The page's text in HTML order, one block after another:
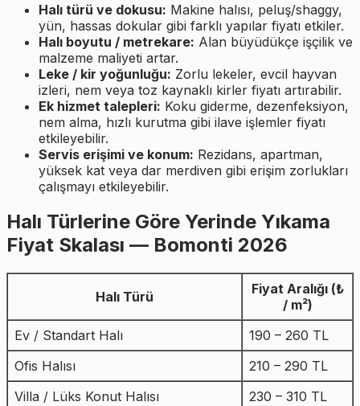
Halı türü ve dokusu: Makine halısı, peluş/shaggy,
yün, hassas dokular gibi farklı yapılar fiyatı etkiler.
Halı boyutu / metrekare: Alan büyüdükçe işçilik ve
malzeme maliyeti artar.
Leke / kir yoğunluğu: Zorlu lekeler, evcil hayvan
izleri, nem veya toz kaynaklı kirler fiyatı artırabilir.
Ek hizmet talepleri: Koku giderme, dezenfeksiyon,
nem alma, hızlı kurutma gibi ilave işlemler fiyatı
etkileyebilir.
Servis erişimi ve konum: Rezidans, apartman,
yüksek kat veya dar merdiven gibi erişim zorlukları
çalışmayı etkileyebilir.
Halı Türlerine Göre Yerinde Yıkama
Fiyat Skalası — Bomonti 2026
Halı Türü
Fiyat Aralığı (₺
/ m²)
Ev / Standart Halı
190 – 260 TL
Ofis Halısı
210 – 290 TL
Villa / Lüks Konut Halısı
230 – 310 TL